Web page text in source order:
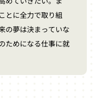
とに全力で取り組
の夢は決まっていな
ためになる仕事に就